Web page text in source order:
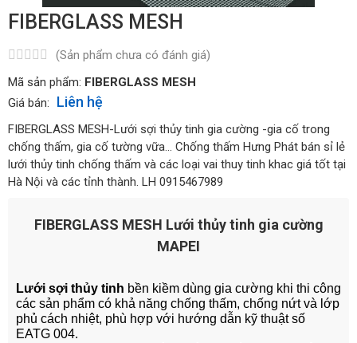
FIBERGLASS MESH
(Sản phẩm chưa có đánh giá)
Mã sản phẩm: FIBERGLASS MESH
Giá bán:
Liên hệ
FIBERGLASS MESH-Lưới sợi thủy tinh gia cường -gia cố trong
chống thấm, gia cố tường vữa... Chống thấm Hưng Phát bán sỉ lẻ
lưới thủy tinh chống thấm và các loại vai thuy tinh khac giá tốt tại
Hà Nội và các tỉnh thành. LH 0915467989
FIBERGLASS MESH Lưới thủy tinh gia cường
MAPEI
Lưới sợi thủy tinh bền kiềm dùng gia cường khi thi công
các sản phẩm có khả năng chống thấm, chống nứt và lớp
phủ cách nhiệt, phù hợp với hướng dẫn kỹ thuật số
EATG 004.